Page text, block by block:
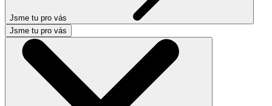
Jsme tu pro vás
Jsme tu pro vás